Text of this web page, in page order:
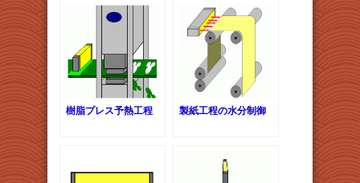
樹脂プレス予熱工程 製紙工程の水分制御